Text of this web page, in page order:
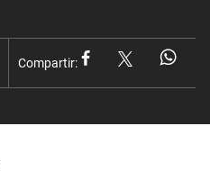
Compartir: